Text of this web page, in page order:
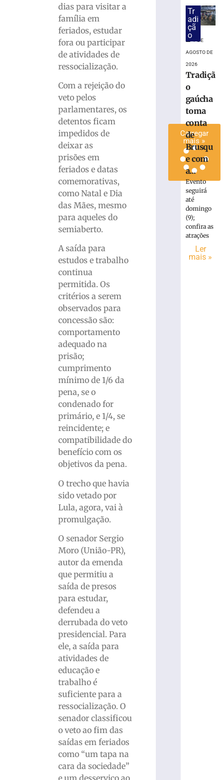
dias para visitar a
família em
feriados, estudar
fora ou participar
de atividades de
ressocialização.
Com a rejeição do
veto pelos
parlamentares, os
detentos ficam
impedidos de
deixar as
prisões em
feriados e datas
comemorativas,
como Natal e Dia
das Mães, mesmo
para aqueles do
semiaberto.
A saída para
estudos e trabalho
continua
permitida. Os
critérios a serem
observados para
concessão são:
comportamento
adequado na
prisão;
cumprimento
mínimo de 1/6 da
pena, se o
condenado for
primário, e 1/4, se
reincidente; e
compatibilidade do
benefício com os
objetivos da pena.
O trecho que havia
sido vetado por
Lula, agora, vai à
promulgação.
O senador Sergio
Moro (União-PR),
autor da emenda
que permitiu a
saída de presos
para estudar,
defendeu a
derrubada do veto
presidencial. Para
ele, a saída para
atividades de
educação e
trabalho é
suficiente para a
ressocialização. O
senador classificou
o veto ao fim das
saídas em feriados
como “um tapa na
cara da sociedade”
exploração
sexual
agosto
Carregar
mais »
Tr
adi
çã
o
7 DE
AGOSTO DE
2026
Tradiçã
o
gaúcha
toma
conta
de
Brusqu
e com
a...
Evento
seguirá
até
domingo
(9);
confira as
atrações
Ler
mais »